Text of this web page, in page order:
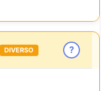
DIVERSO ?